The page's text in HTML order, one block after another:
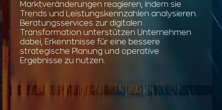
Marktveränderungen reagieren, indem sie
Trends und Leistungskennzahlen analysieren.
Beratungsservices zur digitalen
Transformation unterstützen Unternehmen
dabei, Erkenntnisse für eine bessere
strategische Planung und operative
Ergebnisse zu nutzen.